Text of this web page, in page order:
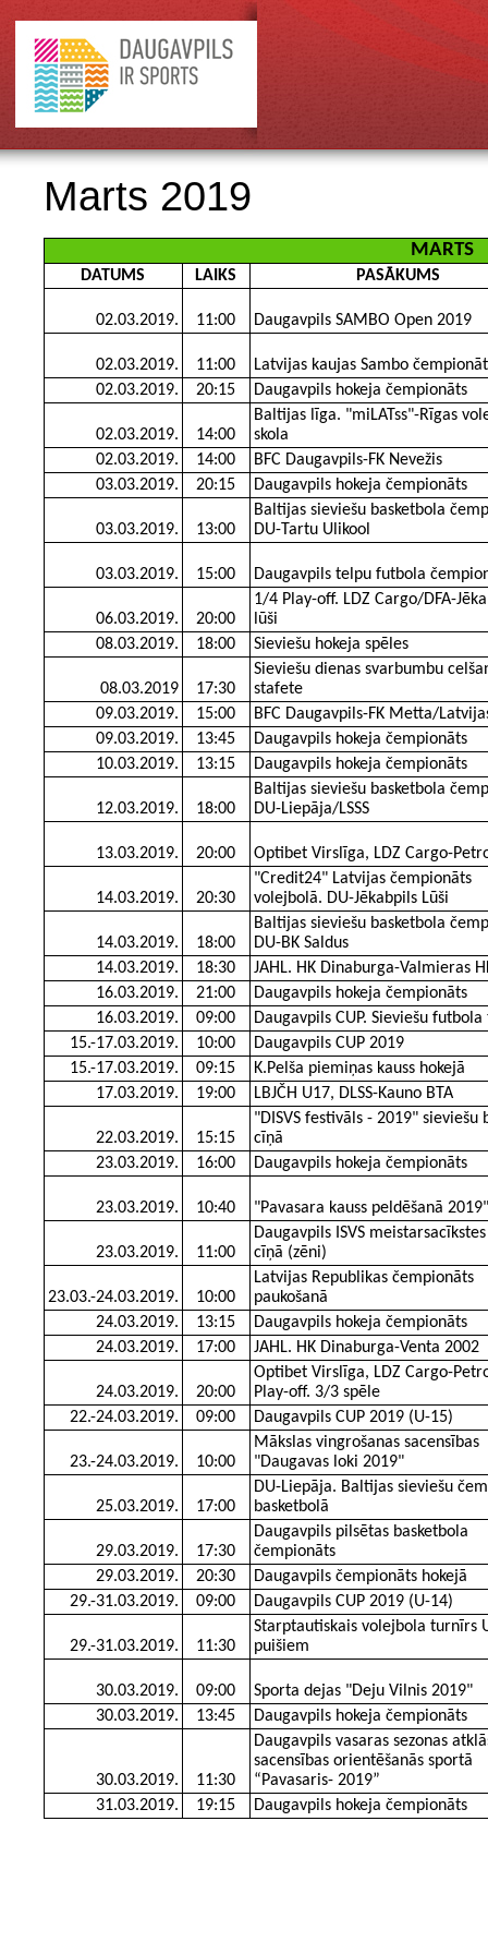
Marts 2019
MARTS
DATUMS LAIKS PASĀKUMS
02.03.2019. 11:00 Daugavpils SAMBO Open 2019
02.03.2019. 11:00
Latvijas kaujas Sambo
02.03.2019.
20:15 Daugavpils hokeja čempionāts
02.03.2019. 14:00
Baltijas līga. "miLATss"-Rīgas
skola
02.03.2019.
14:00
BFC Daugavpils-FK Nevežis
03.03.2019.
20:15 Daugavpils hokeja čempionāts
03.03.2019. 13:00
Baltijas sieviešu basketbola
DU-Tartu Ulikool
03.03.2019. 15:00 Daugavpils telpu futbola
06.03.2019. 20:00
1/4 Play-off. LDZ Cargo/DFA-
lūši
08.03.2019.
18:00 Sieviešu hokeja spēles
08.03.2019 17:30
Sieviešu dienas svarbumbu
stafete
09.03.2019.
15:00
BFC Daugavpils-FK Metta/
09.03.2019.
13:45
Daugavpils hokeja čempionāts
10.03.2019.
13:15 Daugavpils hokeja čempionāts
12.03.2019. 18:00
Baltijas sieviešu basketbola
DU-Liepāja/LSSS
13.03.2019. 20:00 Optibet Virslīga, LDZ Cargo-
14.03.2019. 20:30
"Credit24" Latvijas čempionāts
volejbolā. DU-Jēkabpils Lūši
14.03.2019. 18:00
Baltijas sieviešu basketbola
DU-BK Saldus
14.03.2019.
18:30
JAHL. HK Dinaburga-Valmieras
16.03.2019.
21:00
Daugavpils hokeja čempionāts
16.03.2019.
09:00
Daugavpils CUP. Sieviešu
15.-17.03.2019.
10:00
Daugavpils CUP 2019
15.-17.03.2019.
09:15
K.Pelša piemiņas kauss hokejā
17.03.2019.
19:00 LBJČH U17, DLSS-Kauno BTA
22.03.2019. 15:15
"DISVS festivāls - 2019" sieviešu
cīņā
23.03.2019.
16:00 Daugavpils hokeja čempionāts
23.03.2019. 10:40 "Pavasara kauss peldēšanā 2019"
23.03.2019. 11:00
Daugavpils ISVS
cīņā (zēni)
23.03.-24.03.2019. 10:00
Latvijas Republikas čempionāts
paukošanā
24.03.2019.
13:15
Daugavpils hokeja čempionāts
24.03.2019.
17:00 JAHL. HK Dinaburga-Venta 2002
24.03.2019. 20:00
Optibet Virslīga, LDZ Cargo-
Play-off. 3/3 spēle
22.-24.03.2019.
09:00 Daugavpils CUP 2019 (U-15)
23.-24.03.2019. 10:00
Mākslas vingrošanas sacensības
"Daugavas loki 2019"
25.03.2019. 17:00
DU-Liepāja. Baltijas sieviešu
basketbolā
29.03.2019. 17:30
Daugavpils pilsētas basketbola
čempionāts
29.03.2019.
20:30
Daugavpils čempionāts hokejā
29.-31.03.2019.
09:00 Daugavpils CUP 2019 (U-14)
29.-31.03.2019. 11:30
Starptautiskais volejbola turnīrs
puišiem
30.03.2019. 09:00
Sporta dejas "Deju Vilnis 2019"
30.03.2019.
13:45 Daugavpils hokeja čempionāts
30.03.2019. 11:30
Daugavpils vasaras sezonas
sacensības orientēšanās sportā
“Pavasaris- 2019”
31.03.2019.
19:15 Daugavpils hokeja čempionāts